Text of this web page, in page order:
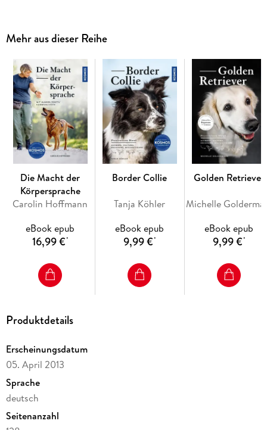
Mehr aus dieser Reihe
Die Macht der
Körpersprache
Carolin Hoffmann
eBook epub
16,99 €*
Border Collie
Tanja Köhler
eBook epub
9,99 €*
Golden Retriever
eBook epub
9,99 €*
Produktdetails
Erscheinungsdatum
05. April 2013
Sprache
deutsch
Seitenanzahl